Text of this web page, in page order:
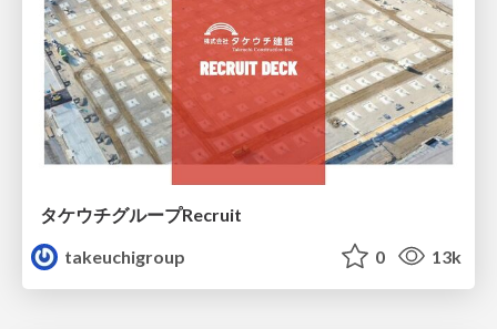
タケウチグループRecruit
takeuchigroup
0 13k